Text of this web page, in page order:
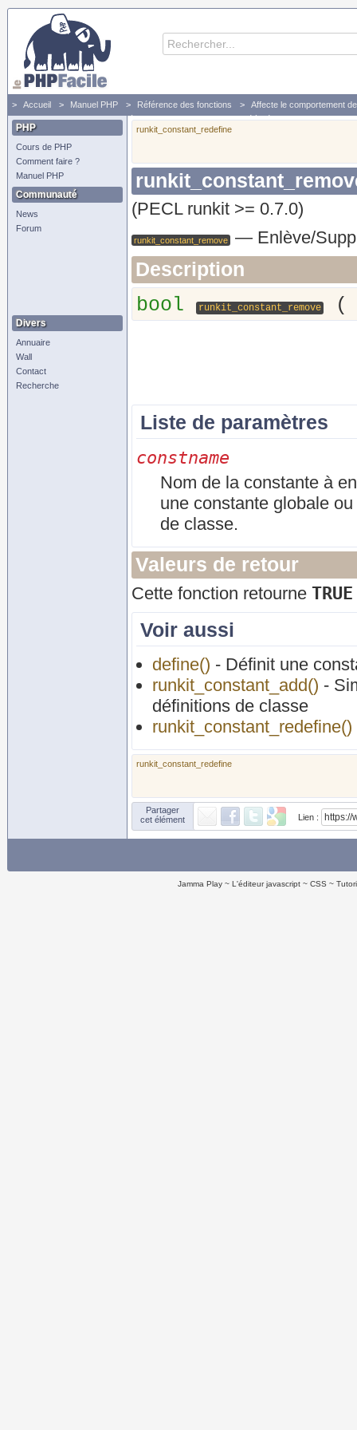
Accueil Manuel PHP Référence des fonctions
Affecte le comportement
runkit_constant_remove - Enlève/Supprime une constante déjà définie
PHP
Cours de PHP
Comment faire ?
Manuel PHP
Communauté
News
Forum
Divers
Annuaire
Wall
Contact
Recherche
runkit_constant_redefine
(PECL runkit >= 0.7.0)
runkit_constant_remove — Enlève/
Description
bool
runkit_constant_remove
Liste de paramètres
constname
Nom de la constante à
une constante globale ou
de classe.
Valeurs de retour
Cette fonction retourne TRUE
Voir aussi
define() - Définit une
runkit_constant_add() -
définitions de classe
runkit_constant_redefine()
runkit_constant_redefine
Partager
cet élément
Lien :
Jamma Play L'éditeur javascript CSS